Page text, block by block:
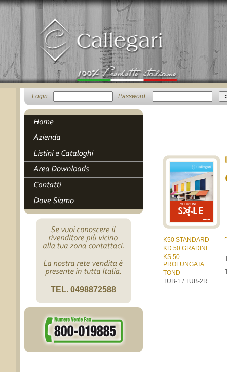
Login Password
TEL. 0498872588
K50 STANDARD
KD 50 GRADINI
KS 50
PROLUNGATA
TOND
TUB-1 / TUB-2R